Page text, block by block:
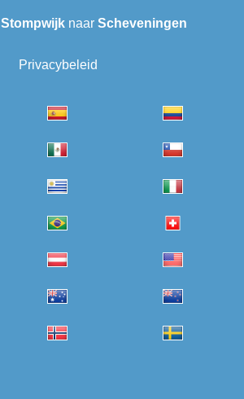
Stompwijknaar Scheveningen‎
Privacybeleid